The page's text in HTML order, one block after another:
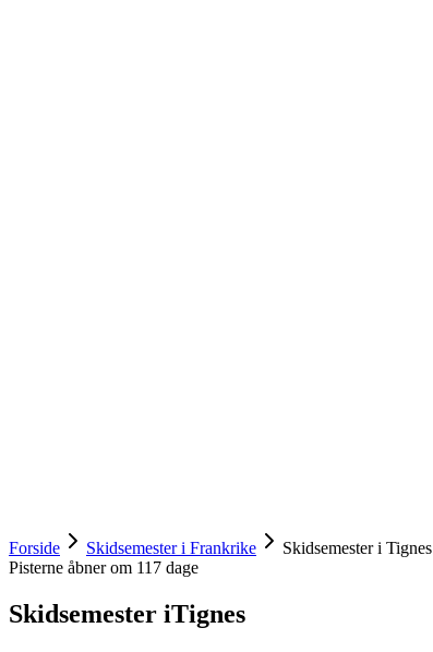
Forside Skidsemester i Frankrike
Skidsemester i Tignes
Pisterne åbner om 117 dage
Skidsemester iTignes